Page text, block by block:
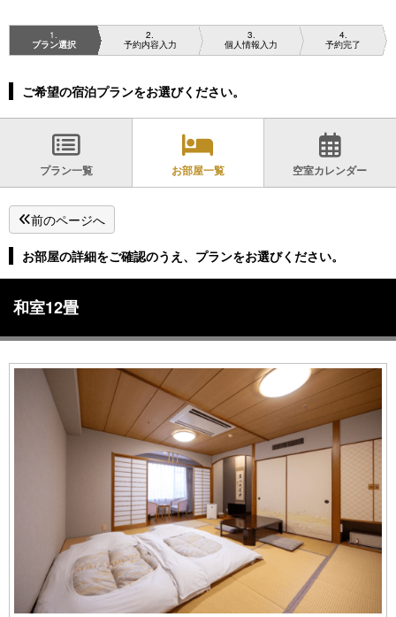
1
プラン選択
2
予約内容入力
3
個人情報入力
4
予約完了
ご希望の宿泊プランをお選びください。
プラン一覧 お部屋一覧 空室カレンダー
前のページへ
お部屋の詳細をご確認のうえ、プランをお選びください。
和室12畳